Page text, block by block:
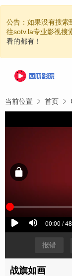
公告：如果没有搜索
往sotv.la专业影视搜
看的都有！
当前位置 首页
报错
战旗如画